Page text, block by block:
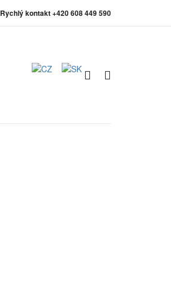
Rychlý kontakt +420 608 449 590